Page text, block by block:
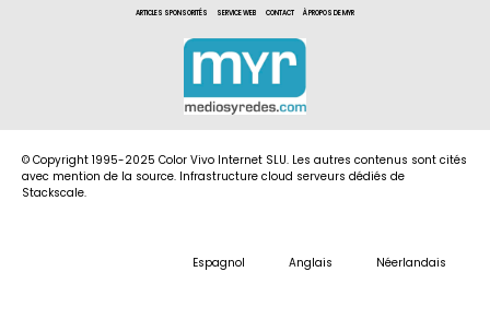
ARTICLES SPONSORITÉS SERVICE WEB CONTACT À PROPOS DE MYR
© Copyright 1995-2025 Color Vivo Internet SLU. Les autres contenus sont cités
avec mention de la source. Infrastructure cloud serveurs dédiés de
Stackscale.
Espagnol Anglais Néerlandais